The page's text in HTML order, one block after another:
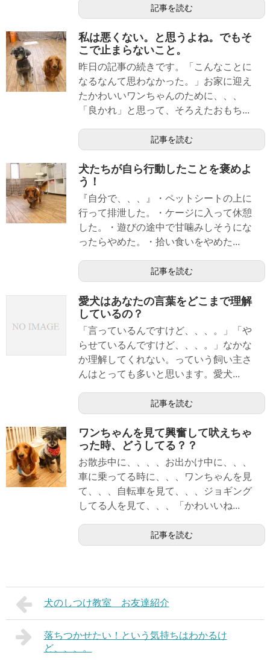
記事を読む
私は悪くない。と思うよね。でもそ
こで止まらないこと。
昨日の記事の続きです。「こんなことに
なるなんて思わなかった。」お家に迎え
たかわいいワンちゃんのために、、、
「良かれ」と思って、そろえたおもち...
記事を読む
犬たちが自ら行動したことを褒めよ
う！
『自分で、、、』・ペットシートの上に
行って排泄した。・ケージに入って休憩
した。・遊びの途中で甘噛みしそうにな
ったらやめた。・拾い食いをやめた...
記事を読む
愛犬はあなたの言葉をどこまで理解
しているの？
「言っているんですけど、、、。」「や
らせているんですけど、、、。」なかな
か理解してくれない。っていう飼い主さ
んはとっても多いと思います。愛犬...
記事を読む
ワンちゃんを見て興奮して吠えちゃ
った時、どうしてる？？
お散歩中に、、、、お出かけ中に、、、
車に乗ってる時に、、、ワンちゃんを見
て、、、自転車を見て、、、ジョギング
してる人を見て、、、「かわいいね...
記事を読む
犬のしつけ教室 お友達紹介
落ちつかせたい！という気持ちはわかるけ
ど、、、。